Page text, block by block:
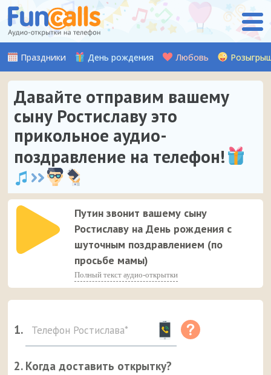
Праздники День рождения Любовь
Давайте отправим вашему
сыну Ростиславу это
прикольное аудио-
поздравление на телефон!
Путин звонит вашему сыну
Ростиславу на День рождения с
шуточным поздравлением (по
просьбе мамы)
Полный текст аудио-открытки
1.
2. Когда доставить открытку?